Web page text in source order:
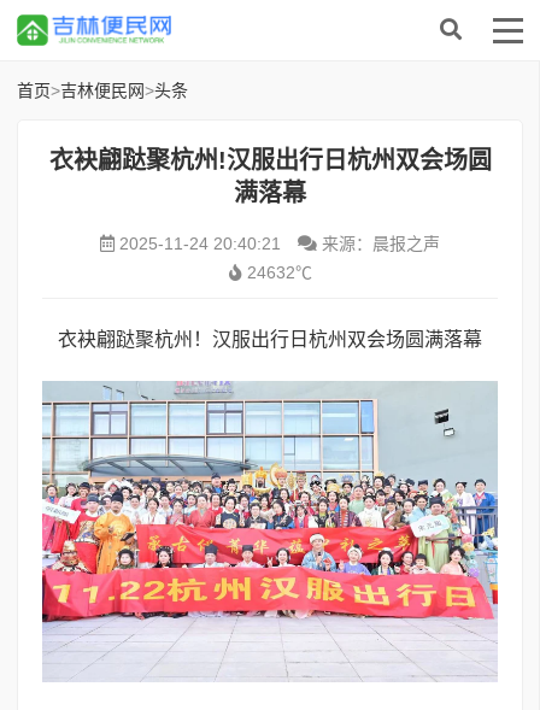
首页>吉林便民网>头条
衣袂翩跶聚杭州!汉服出行日杭州双会场圆
满落幕
2025-11-24 20:40:21
来源：晨报之声
24632℃
衣袂翩跶聚杭州！汉服出行日杭州双会场圆满落幕